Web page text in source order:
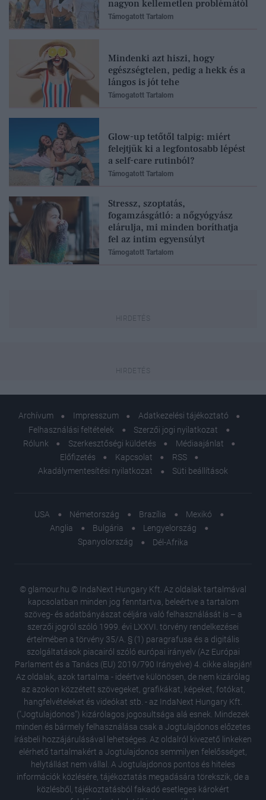
múlhat,
nagyon kellemetlen problémától
Támogatott Tartalom
Mindenki azt hiszi, hogy
egészségtelen, pedig a hekk és a
lángos is jót tehe
Támogatott Tartalom
Glow-up tetőtől talpig: miért
felejtjük ki a legfontosabb lépést
a self-care rutinból?
Támogatott Tartalom
Stressz, szoptatás,
fogamzásgátló: a nőgyógyász
elárulja, mi minden boríthatja
fel az intim egyensúlyt
Támogatott Tartalom
Archívum Impresszum
Adatkezelési tájékoztató
Felhasználási feltételek
Szerzői jogi nyilatkozat
Rólunk
Szerkesztőségi küldetés
Médiaajánlat
Előfizetés
Kapcsolat
RSS
Akadálymentesítési nyilatkozat
Süti beállítások
USA Németország Brazília
Mexikó
Anglia
Bulgária
Lengyelország
Spanyolország
Dél-Afrika
© glamour.hu © IndaNext Hungary Kft. Az oldalak tartalmával
kapcsolatban minden jog fenntartva, beleértve a tartalom
szöveg- és adatbányászat céljára való felhasználását is – a
szerzői jogról szóló 1999. évi LXXVI. törvény rendelkezései
értelmében a törvény 35/A. § (1) paragrafusa és a digitális
szolgáltatások piacairól szóló európai irányelv (Az Európai
Parlament és a Tanács (EU) 2019/790 Irányelve) 4. cikke alapján!
Az oldalak, azok tartalma - ideértve különösen, de nem kizárólag
az azokon közzétett szövegeket, grafikákat, képeket, fotókat,
hangfelvételeket és videókat stb. - az IndaNext Hungary Kft.
("Jogtulajdonos") kizárólagos jogosultsága alá esnek. Mindezek
minden és bármely felhasználása csak a Jogtulajdonos előzetes
írásbeli hozzájárulásával lehetséges. Az oldalról kivezető linkeken
elérhető tartalmakért a Jogtulajdonos semmilyen felelősséget,
helytállást nem vállal. A Jogtulajdonos pontos és hiteles
információk közlésére, tájékoztatás megadására törekszik, de a
közlésből, tájékoztatásból fakadó esetleges károkért